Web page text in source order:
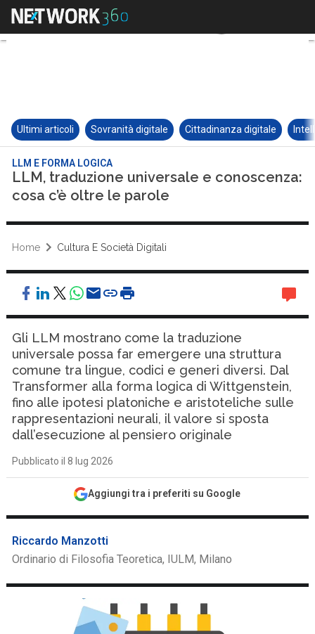
Ultimi articoli Sovranità digitale Cittadinanza digitale
LLM E FORMA LOGICA
LLM, traduzione universale e conoscenza:
cosa c’è oltre le parole
Home Cultura E Società Digitali
Gli LLM mostrano come la traduzione
universale possa far emergere una struttura
comune tra lingue, codici e generi diversi. Dal
Transformer alla forma logica di Wittgenstein,
fino alle ipotesi platoniche e aristoteliche sulle
rappresentazioni neurali, il valore si sposta
dall’esecuzione al pensiero originale
Pubblicato il 8 lug 2026
Aggiungi tra i preferiti su Google
Riccardo Manzotti
Ordinario di Filosofia Teoretica, IULM, Milano